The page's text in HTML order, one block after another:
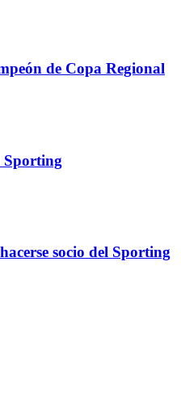
de Copa Regional
Sporting
socio del Sporting